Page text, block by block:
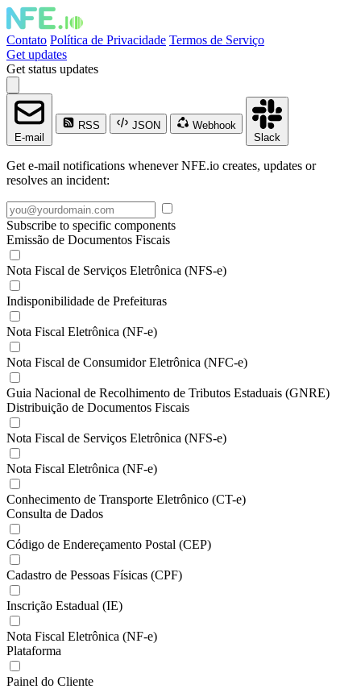
Contato Política de Privacidade Termos de Serviço
Get updates
Get status updates
E-mail
RSS JSON
Webhook
Slack
Get e-mail notifications whenever NFE.io creates, updates or
resolves an incident:
Subscribe to specific components
Emissão de Documentos Fiscais
Nota Fiscal de Serviços Eletrônica (NFS-e)
Indisponibilidade de Prefeituras
Nota Fiscal Eletrônica (NF-e)
Nota Fiscal de Consumidor Eletrônica (NFC-e)
Guia Nacional de Recolhimento de Tributos Estaduais (GNRE)
Distribuição de Documentos Fiscais
Nota Fiscal de Serviços Eletrônica (NFS-e)
Nota Fiscal Eletrônica (NF-e)
Conhecimento de Transporte Eletrônico (CT-e)
Consulta de Dados
Código de Endereçamento Postal (CEP)
Cadastro de Pessoas Físicas (CPF)
Inscrição Estadual (IE)
Nota Fiscal Eletrônica (NF-e)
Plataforma
Painel do Cliente